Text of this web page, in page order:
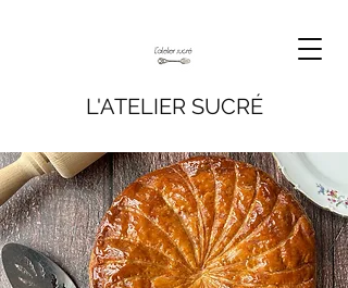
L'ATELIER SUCRÉ